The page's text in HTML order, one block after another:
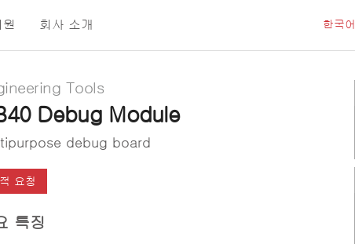
한국어
회사 소개
Tools
Debug Module
debug board
요청
특징